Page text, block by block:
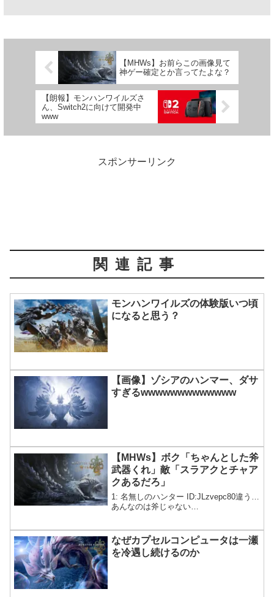
【MHWs】お前らこの画像見て
神ゲー確定とか言ってたよな？
【朗報】モンハンワイルズさ
ん、Switch2に向けて開発中
www
スポンサーリンク
関連記事
モンハンワイルズの体験版いつ頃
になると思う？
【画像】ゾシアのハンマー、ダサ
すぎるwwwwwwwwwwwww
【MHWs】ボク「ちゃんとした斧
武器くれ」敵「スラアクとチャア
クあるだろ」
1: 名無しのハンター ID:JLzvepc80違う…
あんなのは斧じゃない…
なぜカプセルコンピュータは一瀬
を冷遇し続けるのか